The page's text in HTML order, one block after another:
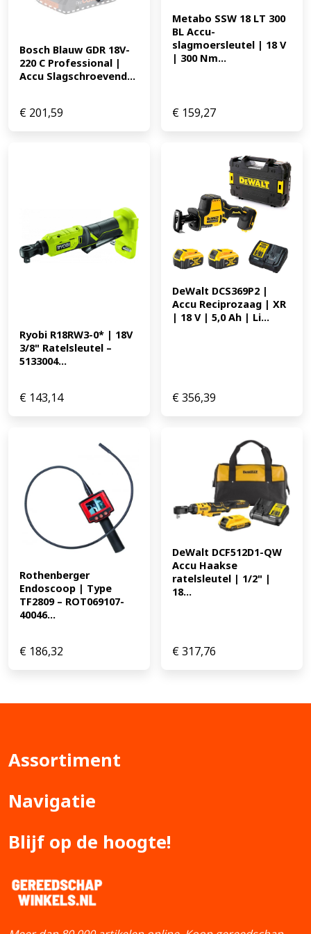
Bosch Blauw GDR 18V-
220 C Professional |
Accu Slagschroevend...
€ 201,59
Metabo SSW 18 LT 300
BL Accu-
slagmoersleutel | 18 V
| 300 Nm...
€ 159,27
Ryobi R18RW3-0* | 18V
3/8" Ratelsleutel –
5133004...
€ 143,14
DeWalt DCS369P2 |
Accu Reciprozaag | XR
| 18 V | 5,0 Ah | Li...
€356,39
Rothenberger
Endoscoop | Type
TF2809 – ROT069107-
40046...
€ 186,32
DeWalt DCF512D1-QW
Accu Haakse
ratelsleutel | 1/2" |
18...
€317,76
Assortiment
Navigatie
Blijf op de hoogte!